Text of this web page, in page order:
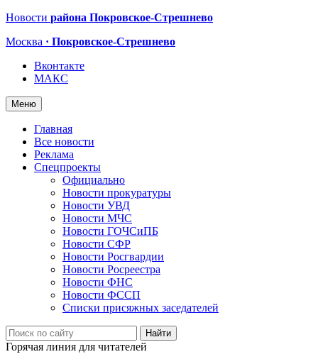
Новости района Покровское-Стрешнево
Москва · Покровское-Стрешнево
Вконтакте
МАКС
Меню
Главная
Все новости
Реклама
Спецпроекты
Официально
Новости прокуратуры
Новости УВД
Новости МЧС
Новости ГОЧСиПБ
Новости СФР
Новости Росгвардии
Новости Росреестра
Новости ФНС
Новости ФССП
Списки присяжных заседателей
Горячая линия для читателей